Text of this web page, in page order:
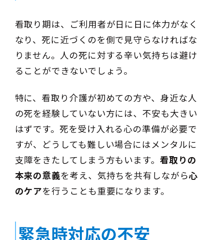
看取り期は、ご利用者が日に日に体力がなく
なり、死に近づくのを側で見守らなければな
りません。人の死に対する辛い気持ちは避け
ることができないでしょう。
特に、看取り介護が初めての方や、身近な人
の死を経験していない方には、不安も大きい
はずです。死を受け入れる心の準備が必要で
すが、どうしても難しい場合にはメンタルに
支障をきたしてしまう方もいます。 看取りの
本来の意義を考え、気持ちを共有しながら心
のケアを行うことも重要になります。
緊急時対応の不安